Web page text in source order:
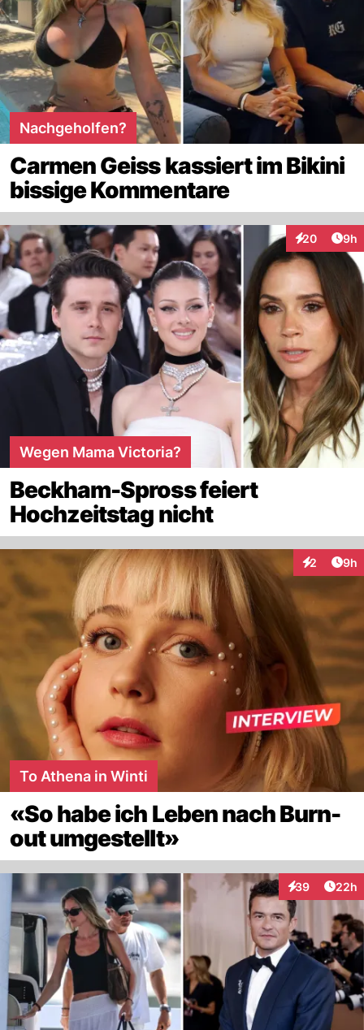
Nachgeholfen?
Carmen Geiss kassiert im Bikini
bissige Kommentare
20
Interaktionen
9h
Wegen Mama Victoria?
Beckham-Spross feiert
Hochzeitstag nicht
2 9h
To Athena in Winti
«So habe ich Leben nach Burn-
out umgestellt»
39
Interaktionen
22h